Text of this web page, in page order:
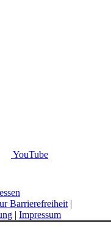
YouTube
Barrierefreiheit |
| Impressum